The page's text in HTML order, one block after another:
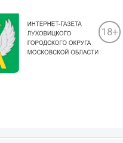
18+